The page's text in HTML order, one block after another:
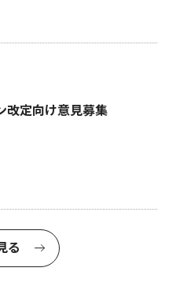
改定向け意見募集
る